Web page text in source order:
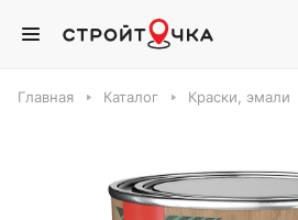
Главная Каталог Краски, эмали